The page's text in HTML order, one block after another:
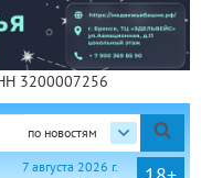
3200007256
по новостям
7 августа 2026 г.